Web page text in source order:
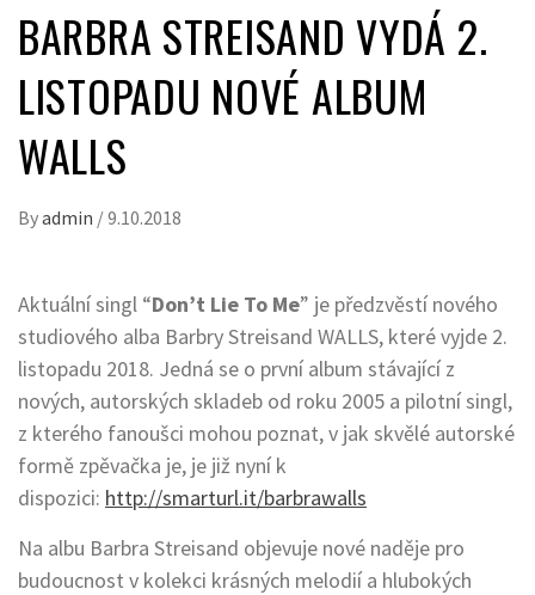
BARBRA STREISAND VYDÁ 2.
LISTOPADU NOVÉ ALBUM
WALLS
Byadmin /9.10.2018
Aktuální singl “Don’t Lie To Me” je předzvěstí nového
studiového alba Barbry Streisand WALLS, které vyjde 2.
listopadu 2018. Jedná se o první album stávající z
nových, autorských skladeb od roku 2005 a pilotní singl,
z kterého fanoušci mohou poznat, v jak skvělé autorské
formě zpěvačka je, je již nyní k
dispozici: http://smarturl.it/barbrawalls
Na albu Barbra Streisand objevuje nové naděje pro
budoucnost v kolekci krásných melodií a hlubokých